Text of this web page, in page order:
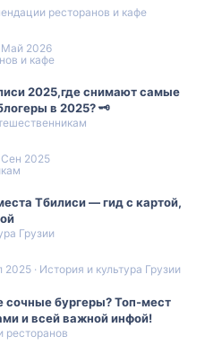
ресторанов и кафе
и кафе
2026
2025,где снимают самые
в 2025? 🗝️
Сен 2025
Тбилиси — гид с картой,
Грузии
История и культура Грузии
2025
сочные бургеры? Топ-мест
и всей важной инфой!
ресторанов